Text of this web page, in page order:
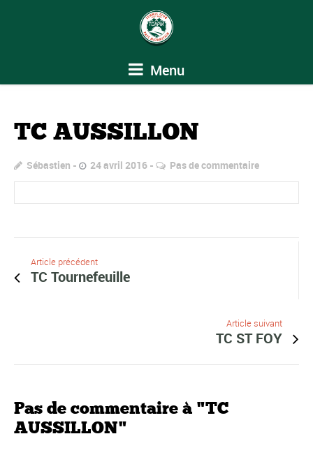
Menu
TC AUSSILLON
Sébastien 24 avril 2016 Pas de commentaire
Article précédent
TC Tournefeuille
Article suivant
TC ST FOY
Pas de commentaire à "TC
AUSSILLON"